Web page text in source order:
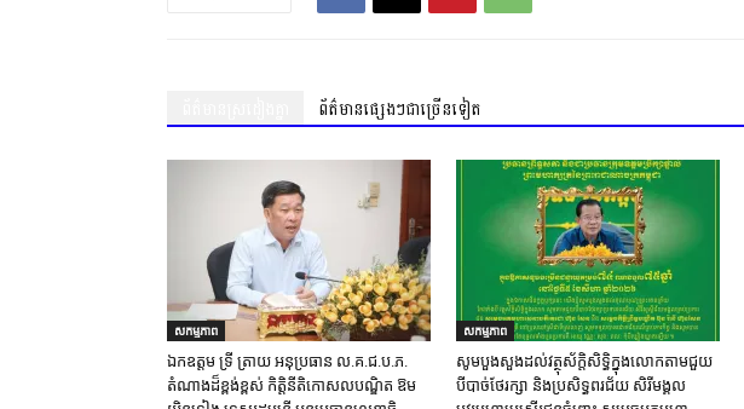
ព័ត៌មានផ្សេងៗជាច្រើនទៀត
សកម្មភាព
ឯកឧត្តម ទ្រី ត្រាយ អនុប្រធាន ល.គ.ជ.ប.ភ.
តំណាងដ៏ខ្ពង់ខ្ពស់ កិត្តិនីតិកោសលបណ្ឌិត ឱម
សកម្មភាព
សូមបួងសួងដល់វត្ថុស័ក្តិសិទ្ធិក្នុងលោកតាមជួយ
បីបាច់ថែរក្សា និងប្រសិទ្ធពរជ័យ សិរីមង្គល